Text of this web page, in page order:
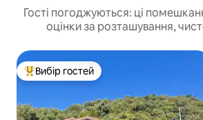
Гості погоджуються: ці
оцінки за розташування,
Топ вибір гостей
Вибір гостей